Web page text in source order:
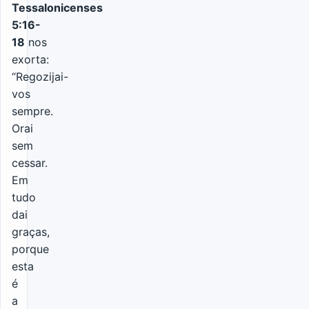
Tessalonicenses
5:16-
18 nos
exorta:
“Regozijai-
vos
sempre.
Orai
sem
cessar.
Em
tudo
dai
graças,
porque
esta
é
a